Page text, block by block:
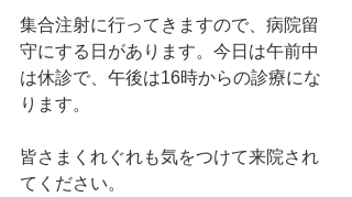
集合注射に行ってきますので、病院留
守にする日があります。今日は午前中
は休診で、午後は16時からの診療にな
ります。
皆さまくれぐれも気をつけて来院され
てください。